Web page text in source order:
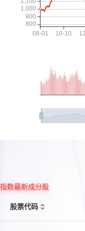
指数最新成分股
股票代码